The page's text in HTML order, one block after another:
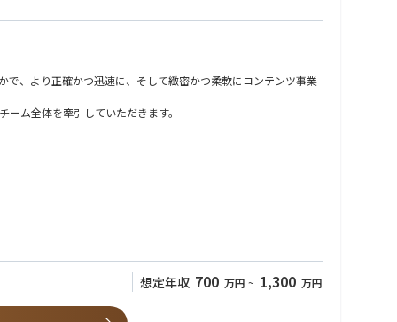
、より正確かつ迅速に、そして緻密かつ柔軟にコンテンツ事業
ム全体を牽引していただきます。
想定年収 700 万円 ~ 1,300 万円